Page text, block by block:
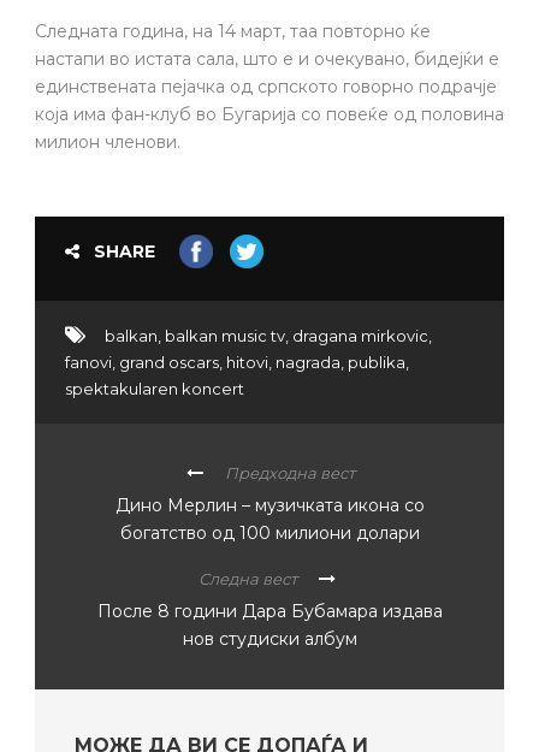
Следната година, на 14 март, таа повторно ќе
настапи во истата сала, што е и очекувано, бидејќи е
единствената пејачка од српското говорно подрачје
која има фан-клуб во Бугарија со повеќе од половина
милион членови.
SHARE
balkan balkan music tv dragana mirkovic
fanovi grand oscars hitovi nagrada publika
spektakularen koncert
Предходна вест
Дино Мерлин – музичката икона со
богатство од 100 милиони долари
Следна вест
После 8 години Дара Бубамара издава
нов студиски албум
МОЖЕ ДА ВИ СЕ ДОПАЃА И